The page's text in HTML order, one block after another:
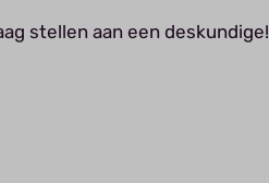
stellen aan een deskundige!